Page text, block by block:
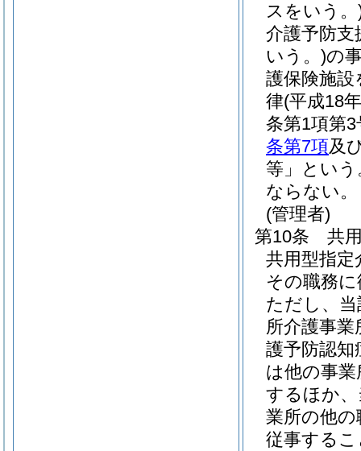
スをいう。
介護予防支
いう。)の
護保険施設
律(平成18
条第1項第
条第7項及
等」という
ならない。
(管理者)
第10条
共
共用型指定
その職務
ただし、
所介護事
護予防認知
は他の事
するほか、
業所の他
従事する